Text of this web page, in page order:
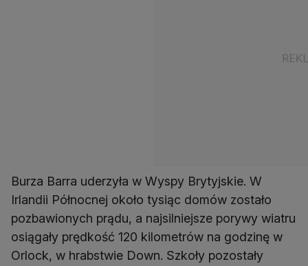
Burza Barra uderzyła w Wyspy Brytyjskie. W
Irlandii Północnej około tysiąc domów zostało
pozbawionych prądu, a najsilniejsze porywy wiatru
osiągały prędkość 120 kilometrów na godzinę w
Orlock, w hrabstwie Down. Szkoły pozostały